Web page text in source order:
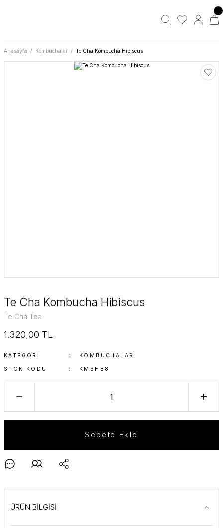
Anasayfa Kombuchalar Te Cha Kombucha Hibiscus
Te Cha Kombucha Hibiscus
Te Chá Tea
1.320,00 TL
KATEGORI KOMBUCHALAR
STOK KODU KMBHB8
Sepete Ekle
ÜRÜN BİLGİSİ